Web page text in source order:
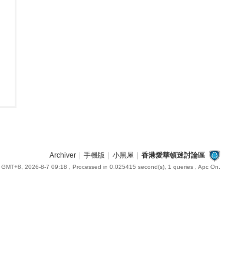
Archiver 手機版 小黑屋 香港愛華頓迷討論區
GMT+8, 2026-8-7 09:18 , Processed in 0.025415 second(s), 1 queries , Apc On.